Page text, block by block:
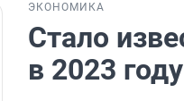
ЭКОНОМИКА
Стало
в 2023 году